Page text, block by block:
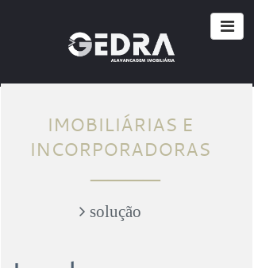
IMOBILIÁRIAS E
INCORPORADORAS
​​​​​​​​​​​​​​ solução